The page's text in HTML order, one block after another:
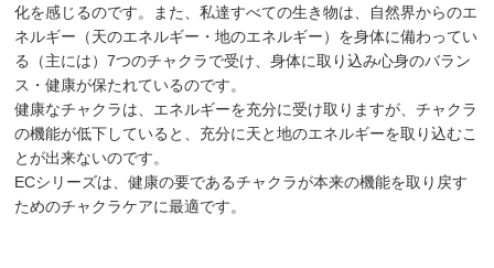
化を感じるのです。また、私達すべての生き物は、自然界からのエ
ネルギー（天のエネルギー・地のエネルギー）を身体に備わってい
る（主には）7つのチャクラで受け、身体に取り込み心身のバラン
ス・健康が保たれているのです。
健康なチャクラは、エネルギーを充分に受け取りますが、チャクラ
の機能が低下していると、充分に天と地のエネルギーを取り込むこ
とが出来ないのです。
ECシリーズは、健康の要であるチャクラが本来の機能を取り戻す
ためのチャクラケアに最適です。